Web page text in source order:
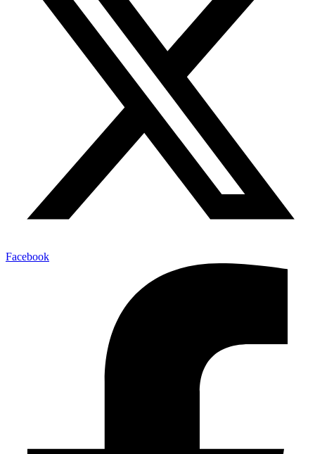
Facebook